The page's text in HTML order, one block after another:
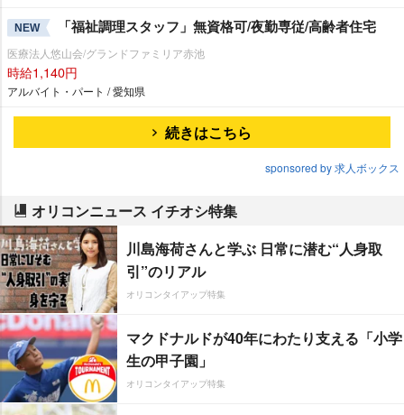
NEW 「福祉調理スタッフ」無資格可/夜勤専従/高齢者住宅
医療法人悠山会/グランドファミリア赤池
時給1,140円
アルバイト・パート / 愛知県
続きはこちら
sponsored by 求人ボックス
オリコンニュース イチオシ特集
川島海荷さんと学ぶ 日常に潜む“人身取
引”のリアル
オリコンタイアップ特集
マクドナルドが40年にわたり支える「小学
生の甲子園」
オリコンタイアップ特集